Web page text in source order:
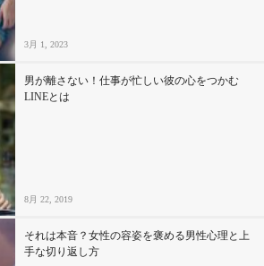
3月 1, 2023
男が離さない！仕事が忙しい彼の心をつかむ
LINEとは
8月 22, 2019
それは本音？女性の容姿を褒める男性心理と上
手な切り返し方